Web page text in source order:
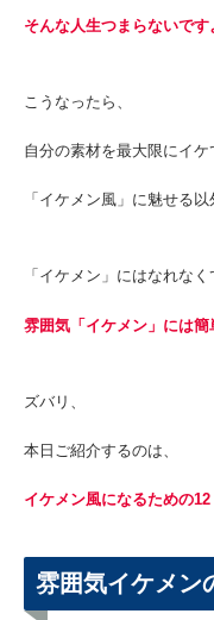
そんな人生つまらないです
こうなったら、
自分の素材を最大限にイ
「イケメン風」に魅せる
「イケメン」にはなれなく
雰囲気「イケメン」には簡
ズバリ、
本日ご紹介するのは、
イケメン風になるための
雰囲気イケメン